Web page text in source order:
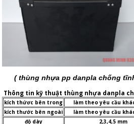
( thùng nhựa pp danpla chống
Thông tin kỹ thuật thùng nhựa danpla
kích thứơc bên trong
làm theo yêu cầu
kích thước bên ngoài
làm theo yêu cầu
độ dày
2,3,4,5 mm